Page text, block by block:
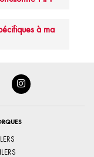
à ma